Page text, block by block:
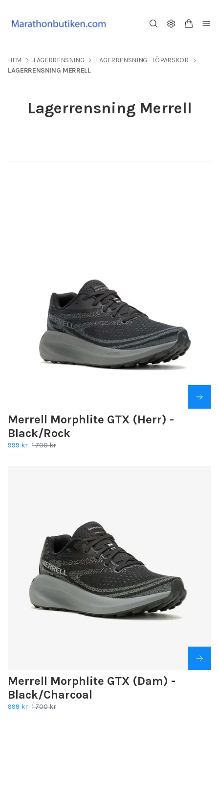
HEM LAGERRENSNING
LAGERRENSNING - LÖPARSKOR
LAGERRENSNING MERRELL
Lagerrensning Merrell
Merrell Morphlite GTX (Herr) -
Black/Rock
999 kr 1 700 kr
Merrell Morphlite GTX (Dam) -
Black/Charcoal
999 kr 1 700 kr